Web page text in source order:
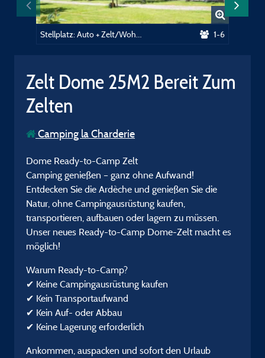
1-6
Zelt Dome 25M2 Bereit Zum
Zelten
Camping la Charderie
Dome Ready-to-Camp Zelt
Camping genießen – ganz ohne Aufwand!
Entdecken Sie die Ardèche und genießen Sie die
Natur, ohne Campingausrüstung kaufen,
transportieren, aufbauen oder lagern zu müssen.
Unser neues Ready-to-Camp Dome-Zelt macht es
möglich!
Warum Ready-to-Camp?
✔ Keine Campingausrüstung kaufen
✔ Kein Transportaufwand
✔ Kein Auf- oder Abbau
✔ Keine Lagerung erforderlich
Ankommen, auspacken und sofort den Urlaub